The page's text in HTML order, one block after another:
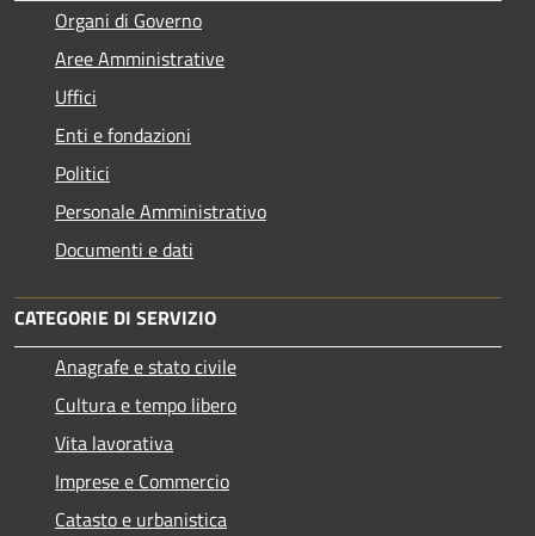
Organi di Governo
Aree Amministrative
Uffici
Enti e fondazioni
Politici
Personale Amministrativo
Documenti e dati
CATEGORIE DI SERVIZIO
Anagrafe e stato civile
Cultura e tempo libero
Vita lavorativa
Imprese e Commercio
Catasto e urbanistica